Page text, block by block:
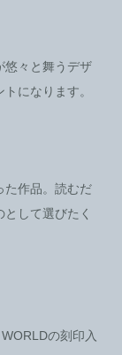
悠々と舞うデザ
になります。
た作品。読むだ
して選びたく
の刻印入